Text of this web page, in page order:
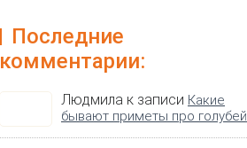
Последние
комментарии:
Людмила к записи Какие
бывают приметы про голубей